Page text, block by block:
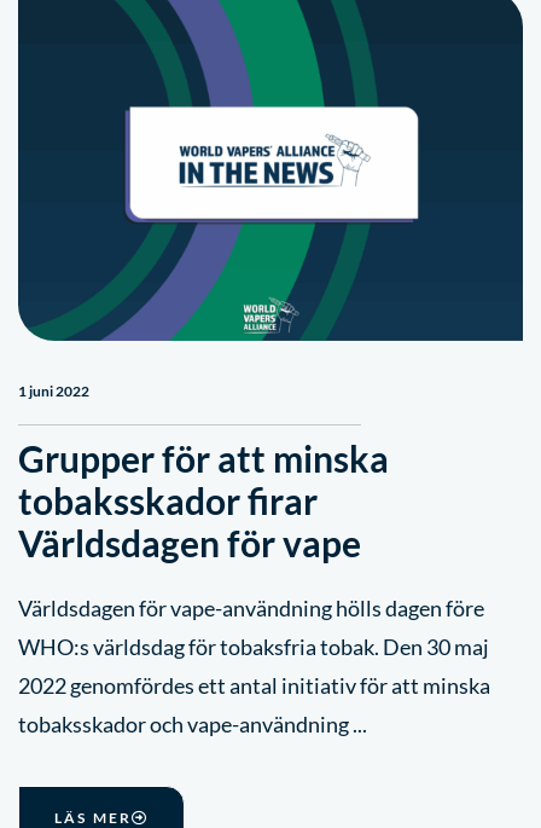
1 juni 2022
Grupper för att minska
tobaksskador firar
Världsdagen för vape
Världsdagen för vape-användning hölls dagen före
WHO:s världsdag för tobaksfria tobak. Den 30 maj
2022 genomfördes ett antal initiativ för att minska
tobaksskador och vape-användning ...
LÄS MER